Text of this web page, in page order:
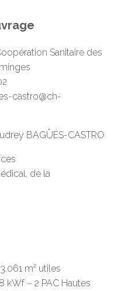
Sanitaire des
castro@ch-
BAGÜÉS-CASTRO
de la
m² utiles
kWf – 2 PAC Hautes